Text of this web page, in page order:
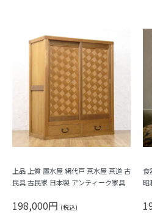
上品 上質 置水屋 網代戸 茶水屋 茶道 古
民具 古民家 日本製 アンティーク家具
198,000円 (税込)
食
昭